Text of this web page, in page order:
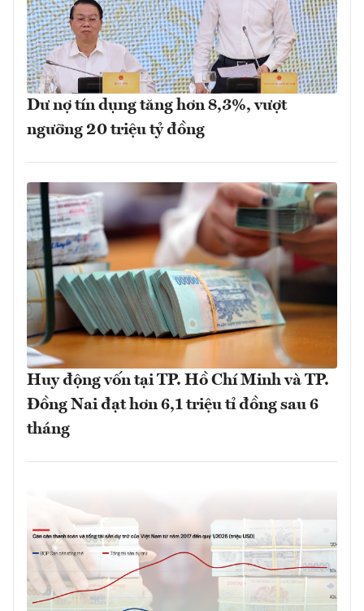
Dư nợ tín dụng tăng hơn 8,3%, vượt
ngưỡng 20 triệu tỷ đồng
Huy động vốn tại TP. Hồ Chí Minh và TP.
Đồng Nai đạt hơn 6,1 triệu tỉ đồng sau 6
tháng